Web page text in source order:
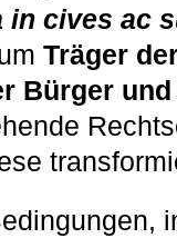
in cives ac
Träger
Bürger